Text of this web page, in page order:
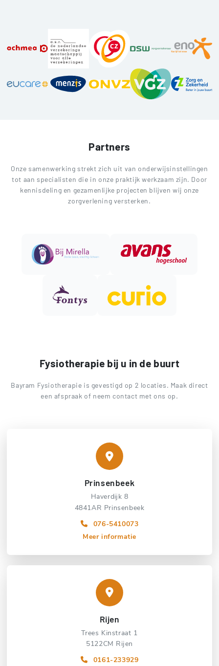
Partners
Onze samenwerking strekt zich uit van onderwijsinstellingen
tot aan specialisten die in onze praktijk werkzaam zijn. Door
kennisdeling en gezamenlijke projecten blijven wij onze
zorgverlening versterken.
Fysiotherapie bij u in de buurt
Bayram Fysiotherapie is gevestigd op 2 locaties. Maak direct
een afspraak of neem contact met ons op.
Prinsenbeek
Haverdijk 8
4841AR Prinsenbeek
076-5410073
Meer informatie
Rijen
Trees Kinstraat 1
5122CM Rijen
0161-233929